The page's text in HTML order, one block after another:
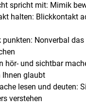
spricht mit: Mimik
halten: Blickkontakt
punkten: Nonverbal das
hör- und sichtbar
Ihnen glaubt
lesen und deuten:
verstehen